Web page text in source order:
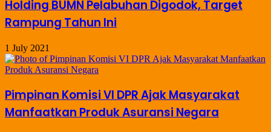
Holding BUMN Pelabuhan Digodok, Target
Rampung Tahun Ini
1 July 2021
Pimpinan Komisi VI DPR Ajak Masyarakat
Manfaatkan Produk Asuransi Negara